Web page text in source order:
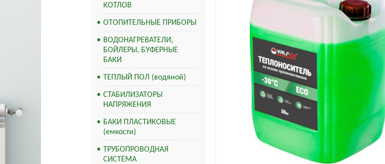
КОТЛОВ
ОТОПИТЕЛЬНЫЕ ПРИБОРЫ
ВОДОНАГРЕВАТЕЛИ,
БОЙЛЕРЫ, БУФЕРНЫЕ
БАКИ
ТЕПЛЫЙ ПОЛ (водяной)
СТАБИЛИЗАТОРЫ
НАПРЯЖЕНИЯ
БАКИ ПЛАСТИКОВЫЕ
(емкости)
ТРУБОПРОВОДНАЯ
СИСТЕМА